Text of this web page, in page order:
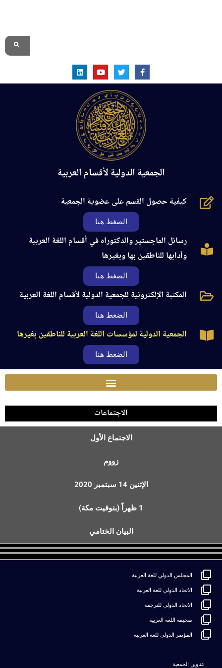
الجمعية الدولية لأقسام العربية
كيفية حصول القسم على عضوية الجمعية
الضغط هنا
رسائل الماجستير والدكتوراه في أقسام اللغة العربية
وآدابها للناطقين بها وبغيرها
الضغط هنا
المكتبة الإلكترونية للجمعية الدولية لأقسام اللغة العربية
الضغط هنا
الجمعية الدولية لمؤسسات اللغة العربية للناطقين بغيرها
الضغط هنا
الاجتماعات
الاجتماع الأول
زووم
الإثنين 14 سبتمبر 2020
1 ظهراً (بتوقيت مكة)
البيان الختامي
المجلس الدولي للغة العربية
الاتحاد الدولي للغة العربية
الاتحاد الدولي للترجمة
صحيفة اللغة العربية
المؤتمر الدولي للغة العربية
عناوين الجمعية